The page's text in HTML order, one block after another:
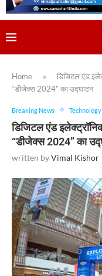
Home »
डिजिटल एंड
“डीजेक्स 2024” का उद्घाटन
Breaking News Technology
डिजिटल एंड
“डीजेक्स 2024” का
written byVimal Kishor